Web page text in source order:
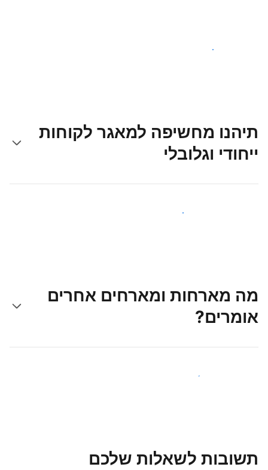
צאו לדרך עוד היום
תיהנו מחשיפה למאגר לקוחות
ייחודי וגלובלי
קבלו חשיפה בפני אורחים חדשים
מה מארחות ומארחים אחרים
אומרים?
הצטרפו למארחים כמוכם
תשובות לשאלות שלכם